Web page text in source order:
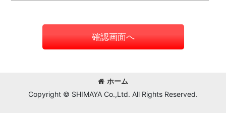
確認画面へ
ホーム
Copyright © SHIMAYA Co.,Ltd. All Rights Reserved.